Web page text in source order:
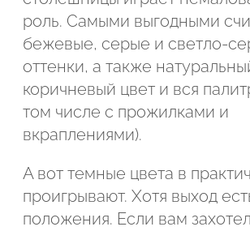
роль. Самыми выгодными
бежевые, серые и светло-
оттенки, а также
коричневый цвет и вся
том числе с прожилками и
вкраплениями).
А вот темные цвета в
проигрывают. Хотя выход
положения. Если вам